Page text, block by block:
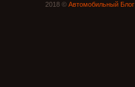
2018 © Автомобильный Блог